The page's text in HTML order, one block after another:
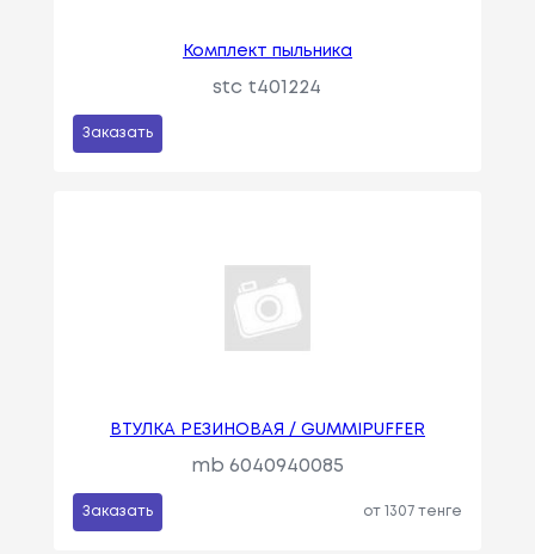
Комплект пыльника
stc t401224
Заказать
ВТУЛКА РЕЗИНОВАЯ / GUMMIPUFFER
mb 6040940085
Заказать от 1307 тенге